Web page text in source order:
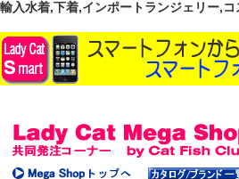
輸入水着,下着,インポートランジェリー,